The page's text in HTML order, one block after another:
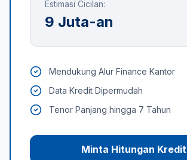
Estimasi Cicilan:
9 Juta-an
Mendukung Alur Finance Kantor
Data Kredit Dipermudah
Tenor Panjang hingga 7 Tahun
Minta Hitungan Kredit